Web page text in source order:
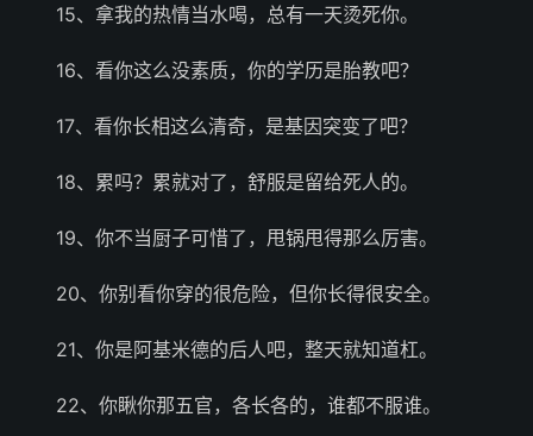
15、拿我的热情当水喝，总有一天烫死你。
16、看你这么没素质，你的学历是胎教吧？
17、看你长相这么清奇，是基因突变了吧？
18、累吗？累就对了，舒服是留给死人的。
19、你不当厨子可惜了，甩锅甩得那么厉害。
20、你别看你穿的很危险，但你长得很安全。
21、你是阿基米德的后人吧，整天就知道杠。
22、你瞅你那五官，各长各的，谁都不服谁。